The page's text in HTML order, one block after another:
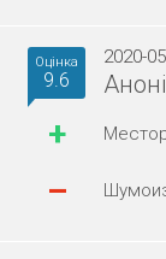
Оцінка
9.6
2020-
+
–